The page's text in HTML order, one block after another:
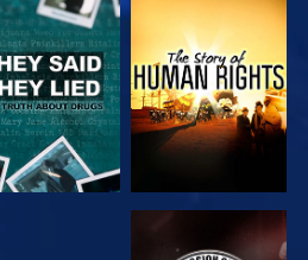
ANSEHEN ANSEHEN